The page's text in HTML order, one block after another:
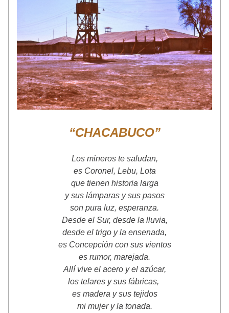
“CHACABUCO”
Los mineros te saludan,
es Coronel, Lebu, Lota
que tienen historia larga
y sus lámparas y sus pasos
son pura luz, esperanza.
Desde el Sur, desde la lluvia,
desde el trigo y la ensenada,
es Concepción con sus vientos
es rumor, marejada.
Allí vive el acero y el azúcar,
los telares y sus fábricas,
es madera y sus tejidos
mi mujer y la tonada.